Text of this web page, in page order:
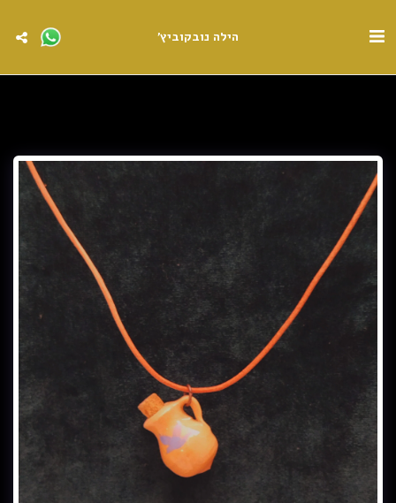
הילה נובקוביץ'